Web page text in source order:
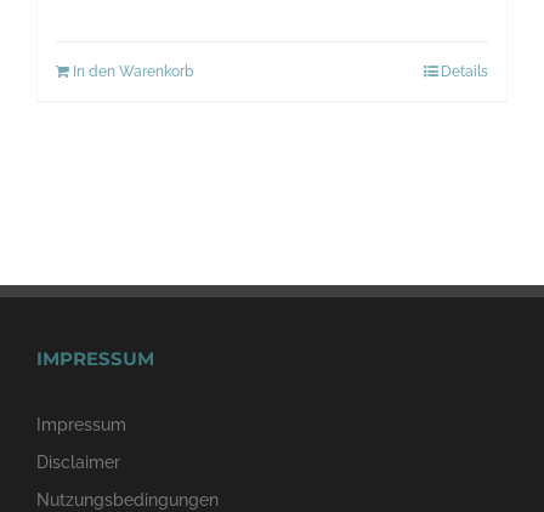
In den Warenkorb Details
IMPRESSUM
Impressum
Disclaimer
Nutzungsbedingungen